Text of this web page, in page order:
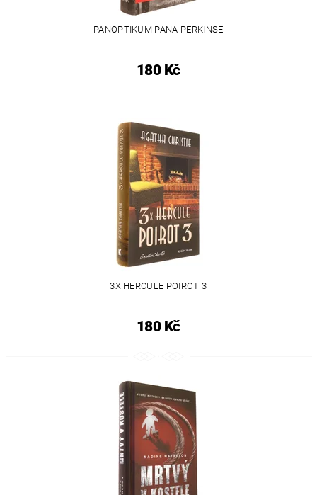
PANOPTIKUM PANA PERKINSE
180 Kč
3X HERCULE POIROT 3
180 Kč